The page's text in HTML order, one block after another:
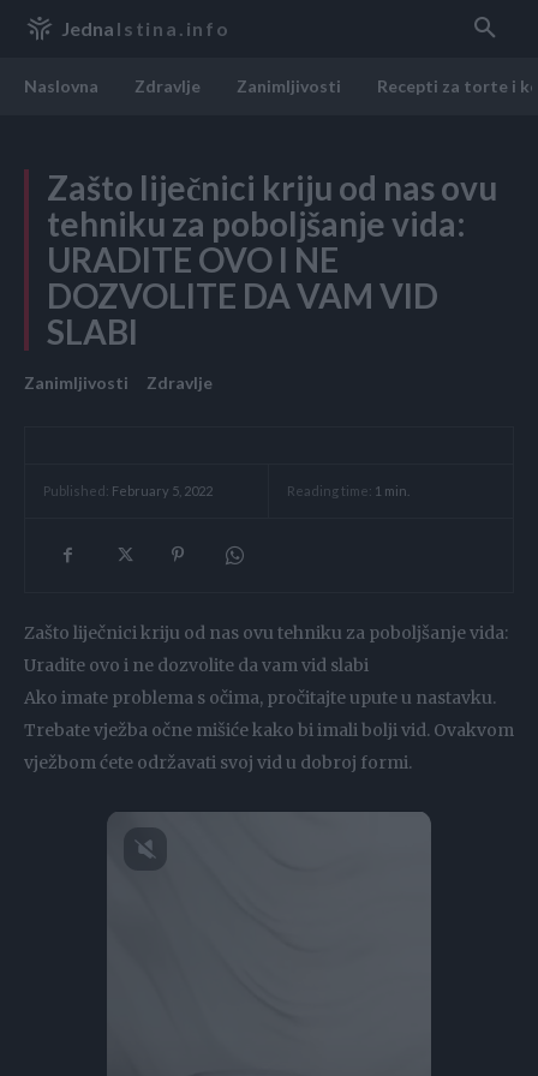
Jedna Istina.info
Naslovna Zdravlje Zanimljivosti Recepti za torte i
Zašto liječnici kriju od nas ovu
tehniku za poboljšanje vida:
URADITE OVO I NE
DOZVOLITE DA VAM VID
SLABI
Zanimljivosti Zdravlje
Published: February 5, 2022 Reading time: 1 min.
Zašto liječnici kriju od nas ovu tehniku za poboljšanje vida:
Uradite ovo i ne dozvolite da vam vid slabi
Ako imate problema s očima, pročitajte upute u nastavku.
Trebate vježba očne mišiće kako bi imali bolji vid. Ovakvom
vježbom ćete održavati svoj vid u dobroj formi.